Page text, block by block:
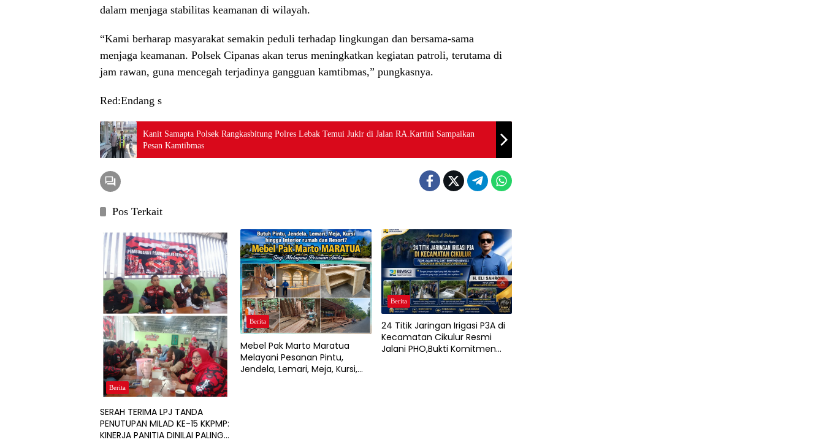
dalam menjaga stabilitas keamanan di wilayah.
“Kami berharap masyarakat semakin peduli terhadap lingkungan dan bersama-sama
menjaga keamanan. Polsek Cipanas akan terus meningkatkan kegiatan patroli, terutama di
jam rawan, guna mencegah terjadinya gangguan kamtibmas,” pungkasnya.
Red:Endang s
Kanit Samapta Polsek Rangkasbitung Polres Lebak Temui Jukir di Jalan RA.Kartini Sampaikan
Pesan Kamtibmas
Pos Terkait
Berita
SERAH TERIMA LPJ TANDA
PENUTUPAN MILAD KE-15 KKPMP:
KINERJA PANITIA DINILAI PALING
Berita
Mebel Pak Marto Maratua
Melayani Pesanan Pintu,
Jendela, Lemari, Meja, Kursi,
Berita
24 Titik Jaringan Irigasi P3A di
Kecamatan Cikulur Resmi
Jalani PHO,Bukti Komitmen